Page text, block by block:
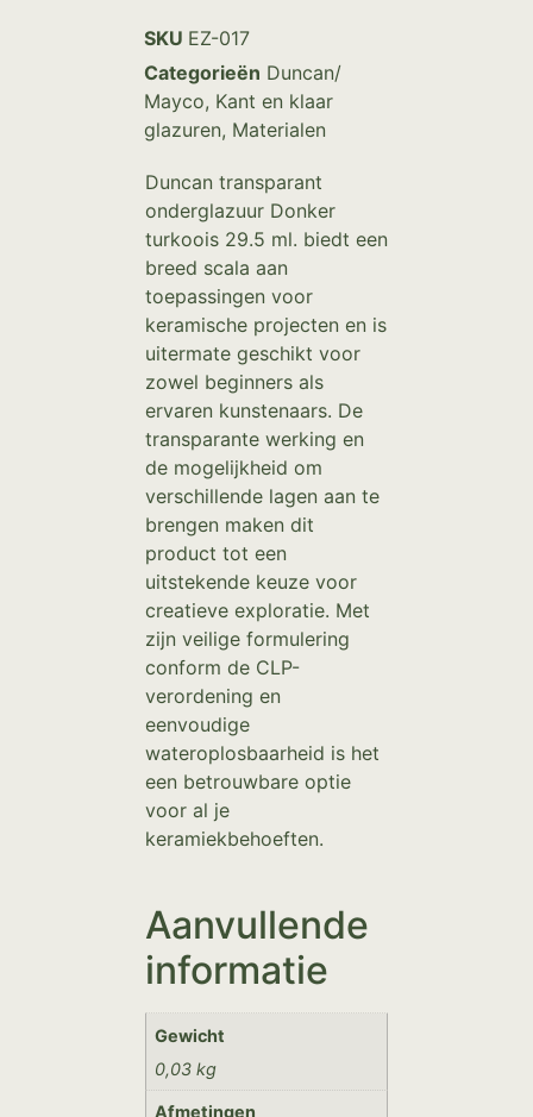
SKU EZ-017
Categorieën Duncan/
Mayco, Kant en klaar
glazuren, Materialen
Duncan transparant
onderglazuur Donker
turkoois 29.5 ml. biedt een
breed scala aan
toepassingen voor
keramische projecten en is
uitermate geschikt voor
zowel beginners als
ervaren kunstenaars. De
transparante werking en
de mogelijkheid om
verschillende lagen aan te
brengen maken dit
product tot een
uitstekende keuze voor
creatieve exploratie. Met
zijn veilige formulering
conform de CLP-
verordening en
eenvoudige
wateroplosbaarheid is het
een betrouwbare optie
voor al je
keramiekbehoeften.
Aanvullende
informatie
Gewicht
0,03 kg
Afmetingen